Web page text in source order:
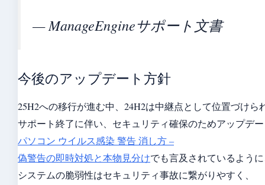
— ManageEngineサポート文書
今後のアップデート方針
25H2への移行が進む中、24H2は中継点として位置づけら
サポート終了に伴い、セキュリティ確保のためアップデ
パソコン ウイルス感染 警告 消し方 –
偽警告の即時対処と本物見分けでも言及されているよう
システムの脆弱性はセキュリティ事故に繋がりやすく、